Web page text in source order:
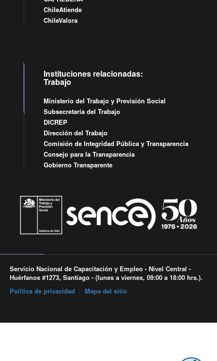
ChileAtiende
ChileValora
Instituciones relacionadas:
Trabajo
Ministerio del Trabajo y Previsión Social
Subsecretaría del Trabajo
DICREP
Dirección del Trabajo
Comisión de Integridad Pública y Transparencia
Consejo para la Transparencia
Gobierno Transparente
Servicio Nacional de Capacitación y Empleo - Nivel Central -
Huérfanos #1273, Santiago - (lunes a viernes, 09:00 a 18:00 hrs.).
Política de privacidad
Mapa del sitio